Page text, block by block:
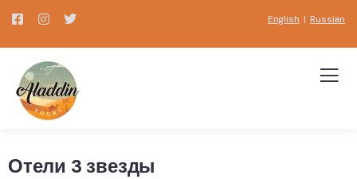
English |Russian
Отели 3 звезды